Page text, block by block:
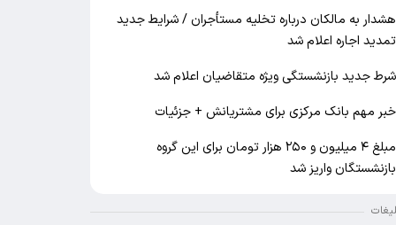
هشدار به مالکان درباره تخلیه مستأجران / شرایط جدید
تمدید اجاره اعلام شد
شرط جدید بازنشستگی ویژه متقاضیان اعلام شد
خبر مهم بانک مرکزی برای مشتریانش + جزئیات
مبلغ ۴ میلیون و ۲۵۰ هزار تومان برای این گروه
بازنشستگان واریز شد